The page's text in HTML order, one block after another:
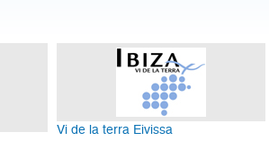
Vi de la terra Eivissa